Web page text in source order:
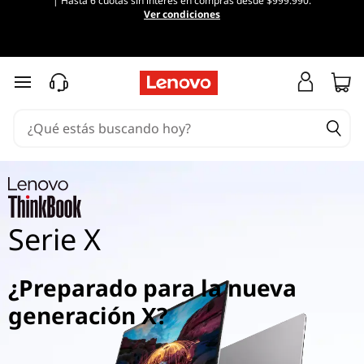
Ver condiciones
Ir al contenido principal
Serie X
¿Preparado para la nueva
generación X?